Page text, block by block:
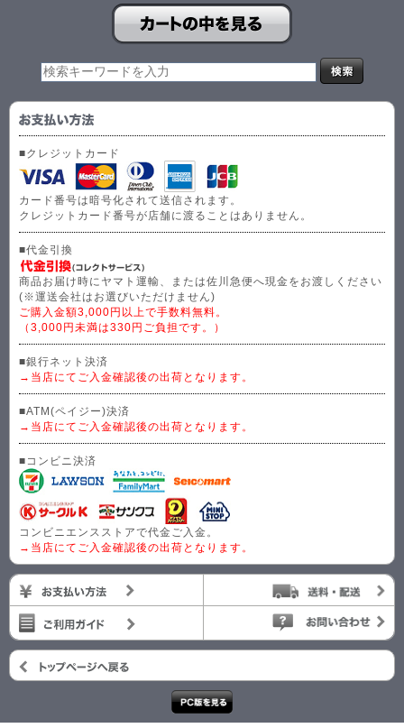
■クレジットカード
カード番号は暗号化されて送信されます。
クレジットカード番号が店舗に渡ることはありません。
■代金引換
商品お届け時にヤマト運輸、または佐川急便へ現金をお渡しください
(※運送会社はお選びいただけません)
ご購入金額3,000円以上で手数料無料。
（3,000円未満は330円ご負担です。）
■銀行ネット決済
→当店にてご入金確認後の出荷となります。
■ATM(ペイジー)決済
→当店にてご入金確認後の出荷となります。
■コンビニ決済
コンビニエンスストアで代金ご入金。
→当店にてご入金確認後の出荷となります。